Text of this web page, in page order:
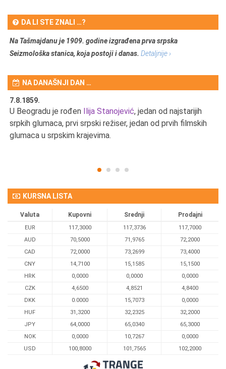
DA LI STE ZNALI …?
Na Tašmajdanu je 1909. godine izgrađena prva srpska
Seizmološka stanica, koja postoji i danas. Detaljnije ›
NA DANAŠNJI DAN …
7.8.1859.
U Beogradu je rođen Ilija Stanojević, jedan od najstarijih
srpkih glumaca, prvi srpski režiser, jedan od prvih filmskih
glumaca u srpskim krajevima.
KURSNA LISTA
Valuta Kupovni Srednji Prodajni
EUR 117,3000 117,3736
117,7000
AUD
70,5000 71,9765
72,2000
CAD
72,0000 73,2699
73,4000
CNY
14,7100 15,1585
15,1500
HRK
0,0000 0,0000
0,0000
CZK
4,6500 4,8521
4,8400
DKK
0.0000 15,7073
0,0000
HUF
31,3200 32,2325
32,2000
JPY
64,0000 65,0340
65,3000
NOK
0,0000 10,7267
0,0000
USD
100,8000 101,7565 102,2000